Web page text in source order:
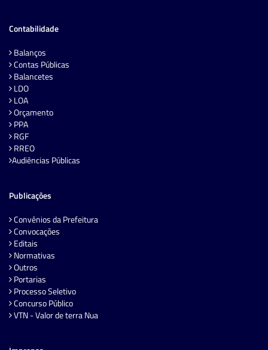
Contabilidade
Balanços
Contas Públicas
Balancetes
LDO
LOA
Orçamento
PPA
RGF
RREO
Audiências Públicas
Publicações
Convênios da Prefeitura
Convocações
Editais
Normativas
Outros
Portarias
Processo Seletivo
Concurso Público
VTN - Valor de terra Nua